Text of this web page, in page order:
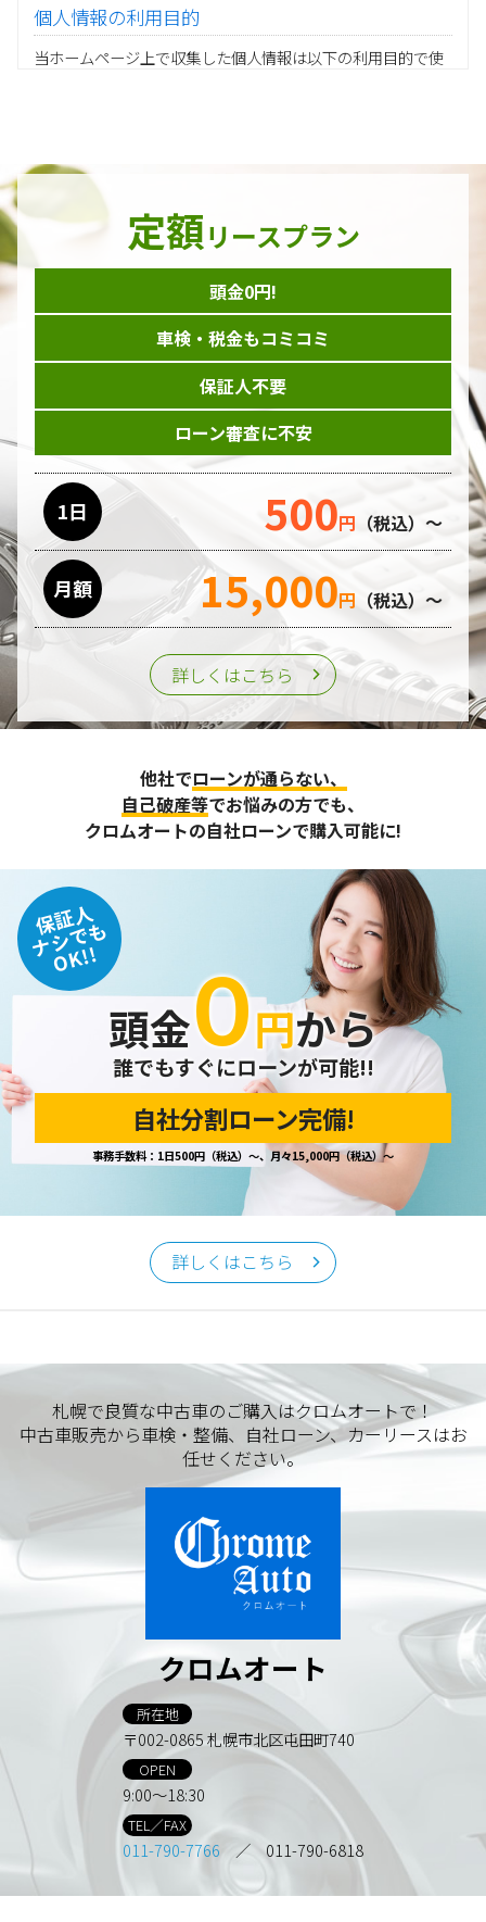
個人情報の利用目的
当ホームページ上で収集した個人情報は以下の利用目的で使
当グループの業務に従事する協力会社様担当者の識別
当グループ内で共同利用する人事関連システムの運用
ダイレクトメール等を利用したアンケート・キャンペーン
などの意見・情報の調査
当ホームページはサービスに関するお問い合わせやご質問、
資料のご請求や各サービス等のお申し込みなど、当ホームペ
ージのサービス提供過程で、氏名、連絡先、勤務先等の個人
情報を書面、電子媒体、ウェブ等を介して収集致します。
委託先の管理･監督
利用目的の遂行のために業務を委託する場合、個人情報の取
り扱いに関する委託先の適正な管理・監督をおこないます。
第三者への提供
個人情報は、ご本人の同意を得た場合または法令の定めがあ
る場合を除き、第三者に提供することはいたしません。
個人情報の管理
失、破壊、改ざん及び漏えいなどに対する予防ならびに是正
に努め、合理的な安全対策を講じます。
また、個人情報保護に関する法令およびその他の規範を遵守
するとともに、この方針に基づく個人情報保護規程や体制を
定め、その内容を継続的に見直し、改善に努めます。
個人情報の訂正･削除・開示
ご本人から、登録されている個人情報について訂正・削除・
開示の請求があった場合は、迅速に対応いたします。
当ホームページが保有する個人情報の取り扱い、および訂
正・削除・開示等に関するお問い合わせ先は、以下の通りで
個人情報保護担当窓口
当社の「個人情報の取扱い」に関するお問い合わせは、下記
クロムオート
〒002-0865 札幌市北区屯田町740
TEL／011-790-7766FAX／011-790-6818
E-mail：info@chromeauto.co.jp
定額リースプラン
頭金0円!
車検・税金もコミコミ
保証人不要
ローン審査に不安
1日 500円 （税込）～
月額 15,000円 （税込）～
詳しくはこちら
他社でローンが通らない、
自己破産等でお悩みの方でも、
クロムオートの自社ローンで購入可能に!
保証人
ナシでも
OK!!
頭金０円から
誰でもすぐにローンが可能!!
自社分割ローン完備!
事務手数料：1日500円（税込）～、月々15,000円（税込）～
詳しくはこちら
札幌で良質な中古車のご購入はクロムオートで！
中古車販売から車検・整備、自社ローン、カーリースはお
任せください。
クロムオート
所在地
〒002-0865 札幌市北区屯田町740
OPEN
9:00～18:30
TEL／FAX
011-790-7766 ／ 011-790-6818